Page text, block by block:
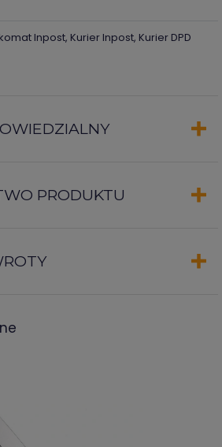
Inpost, Kurier Inpost, Kurier DPD
PRODUKTU